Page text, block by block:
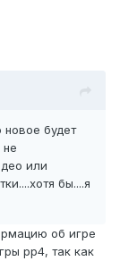
новое будет
не
или
бы....я
об игре
рр4, так как